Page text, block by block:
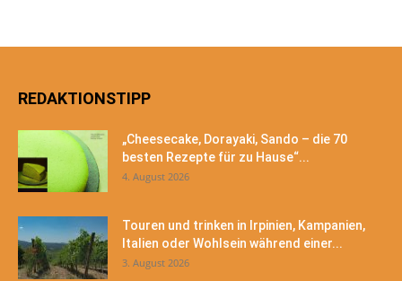
REDAKTIONSTIPP
„Cheesecake, Dorayaki, Sando – die 70
besten Rezepte für zu Hause“...
4. August 2026
Touren und trinken in Irpinien, Kampanien,
Italien oder Wohlsein während einer...
3. August 2026